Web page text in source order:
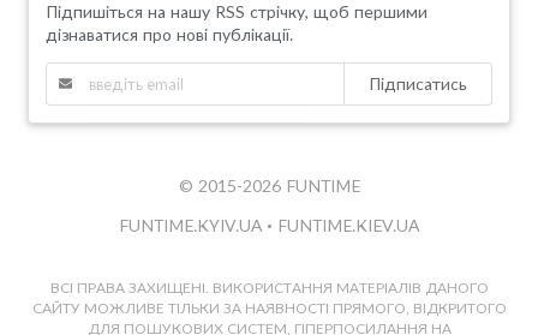
Підпишіться на нашу RSS стрічку, щоб першими
дізнаватися про нові публікації.
Підписатись
© 2015-2026 FUNTIME
FUNTIME.KYIV.UA • FUNTIME.KIEV.UA
ВСІ ПРАВА ЗАХИЩЕНІ. ВИКОРИСТАННЯ МАТЕРІАЛІВ ДАНОГО
САЙТУ МОЖЛИВЕ ТІЛЬКИ ЗА НАЯВНОСТІ ПРЯМОГО, ВІДКРИТОГО
ДЛЯ ПОШУКОВИХ СИСТЕМ, ГІПЕРПОСИЛАННЯ НА